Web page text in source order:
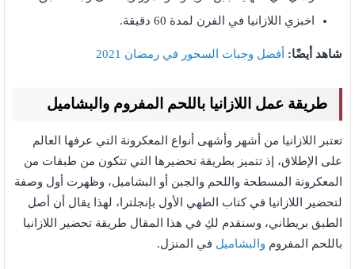
اخبزي اللازانيا في الفرن لمدة 60 دقيقة.
شاهد أيضًا: أفضل وجبات السحور في رمضان 2021
طريقة عمل اللازانيا باللحم المفروم والبشاميل
تعتبر اللازانيا من أشهر وأشهى أنواع المعكرونة التي عرفها العالم
على الإطلاق، إذ تتميز بطريقة تحضيرها التي تتكون من طبقات من
المعكرونة المسطحة واللحم والجبن أو البشاميل، وظهرت أول وصفة
لتحضير اللازانيا في كتاب الطهي الأول بإنجلترا، لهذا يقال أن أصل
الطبق بريطاني، وسنقدم لكِ في هذا المقال طريقة تحضير اللازانيا
باللحم المفروم والبشاميل في المنزل.